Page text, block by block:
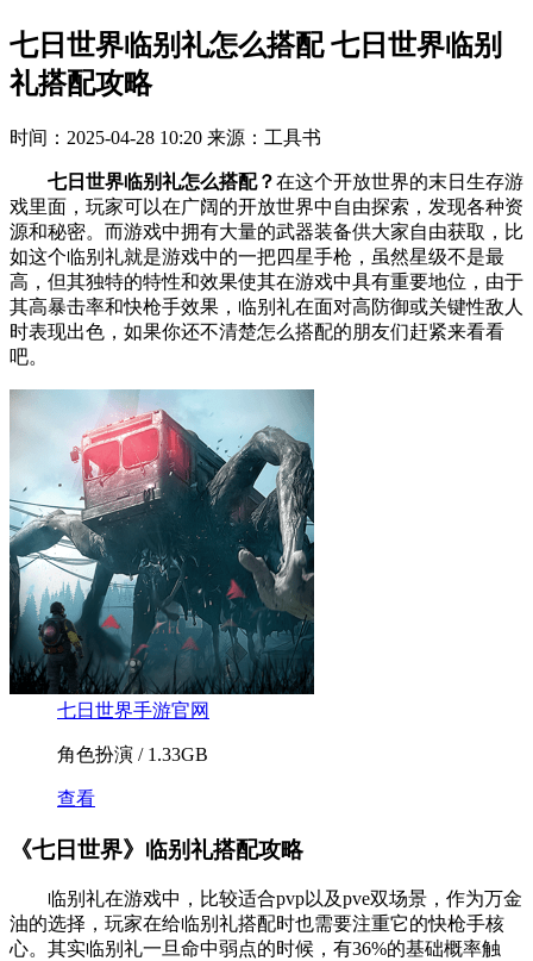
七日世界临别礼怎么搭配 七日世界临别
礼搭配攻略
时间：2025-04-28 10:20 来源：工具书
七日世界临别礼怎么搭配？在这个开放世界的末日生存游
戏里面，玩家可以在广阔的开放世界中自由探索，发现各种资
源和秘密。而游戏中拥有大量的武器装备供大家自由获取，比
如这个临别礼就是游戏中的一把四星手枪，虽然星级不是最
高，但其独特的特性和效果使其在游戏中具有重要地位，由于
其高暴击率和快枪手效果，临别礼在面对高防御或关键性敌人
时表现出色‌，如果你还不清楚怎么搭配的朋友们赶紧来看看
吧。
七日世界手游官网
角色扮演 / 1.33GB
查看
《七日世界》临别礼搭配攻略
临别礼在游戏中，比较适合pvp以及pve双场景，作为万金
油的选择，玩家在给临别礼搭配时也需要注重它的快枪手核
心。其实临别礼一旦命中弱点的时候，有36%的基础概率触